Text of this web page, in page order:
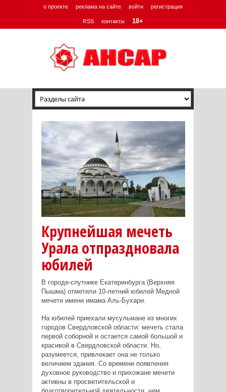
о проекте реклама на сайте войти регистрация
RSS контакты 18+
Крупнейшая мечеть
Урала отпраздновала
юбилей
В городе-спутнике Екатеринбурга (Верхняя
Пышма) отметили 10-летний юбилей Медной
мечети имени имама Аль-Бухари.
На юбилей приехали мусульмане из многих
городов Свердловской области: мечеть стала
первой соборной и остается самой большой и
красивой в Свердловской области. Но,
разумеется, привлекает она не только
величием здания. Со времени появления
духовное руководство и прихожане мечети
активны в просветительской и
благотворительной деятельности, чем